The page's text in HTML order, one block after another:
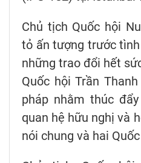
Chủ tịch Quốc hội
tỏ ấn tượng trước
những trao đổi hết
Quốc hội Trần
pháp nhằm thúc
quan hệ hữu nghị và
nói chung và hai